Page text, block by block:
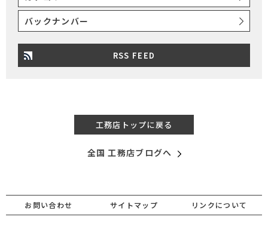
バックナンバー
RSS FEED
工務店トップに戻る
全国 工務店ブログへ
お問い合わせ サイトマップ リンクについて